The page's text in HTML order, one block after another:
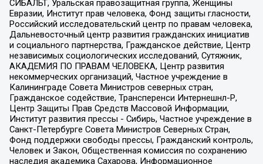
СИБАЛЬТ, Уральская правозащитная группа, Женщины
Евразии, Институт прав человека, Фонд защиты гласности,
Российский исследовательский центр по правам человека,
Дальневосточный центр развития гражданских инициатив
и социального партнерства, Гражданское действие, Центр
независимых социологических исследований, Сутяжник,
АКАДЕМИЯ ПО ПРАВАМ ЧЕЛОВЕКА, Центр развития
некоммерческих организаций, Частное учреждение в
Калининграде Совета Министров северных стран,
Гражданское содействие, Трансперенси Интернешнл-Р,
Центр Защиты Прав Средств Массовой Информации,
Институт развития прессы - Сибирь, Частное учреждение в
Санкт-Петербурге Совета Министров Северных Стран,
Фонд поддержки свободы прессы, Гражданский контроль,
Человек и Закон, Общественная комиссия по сохранению
наследия академика Сахарова, Информационное